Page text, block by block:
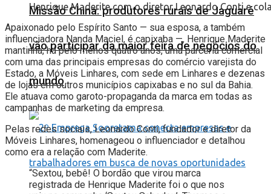
Missão China: produtores rurais de Jaguaré
vão participar da maior feira de negócios do
mundo
Henrique Maderite com o diretor Leonardo Conti e
Apaixonado pelo Espírito Santo — sua esposa, a também
influenciadora Nanda Maciel, é capixaba —, Henrique Maderite
mantinha, há pelo menos quatro anos, uma parceria comercial
com uma das principais empresas do comércio varejista do
Estado, a Móveis Linhares, com sede em Linhares e dezenas
de lojas em outros municípios capixabas e no sul da Bahia.
Ele atuava como garoto-propaganda da marca em todas as
campanhas de marketing da empresa.
Pelas redes sociais, Leonardo Conti, fundador e diretor da
Móveis Linhares, homenageou o influenciador e detalhou
como era a relação com Maderite.
“Sextou, bebê! O bordão que virou marca
registrada de Henrique Maderite foi o que nos